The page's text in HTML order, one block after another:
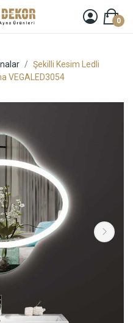
0
Şekilli Kesim Ledli
VEGALED3054